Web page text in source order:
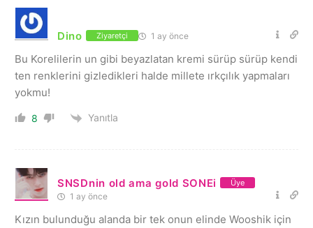
Dino Ziyaretçi 1 ay önce
Bu Korelilerin un gibi beyazlatan kremi sürüp sürüp kendi
ten renklerini gizledikleri halde millete ırkçılık yapmaları
yokmu!
8 Yanıtla
SNSDnin old ama gold SONEi Üye
1 ay önce
Kızın bulunduğu alanda bir tek onun elinde Wooshik için